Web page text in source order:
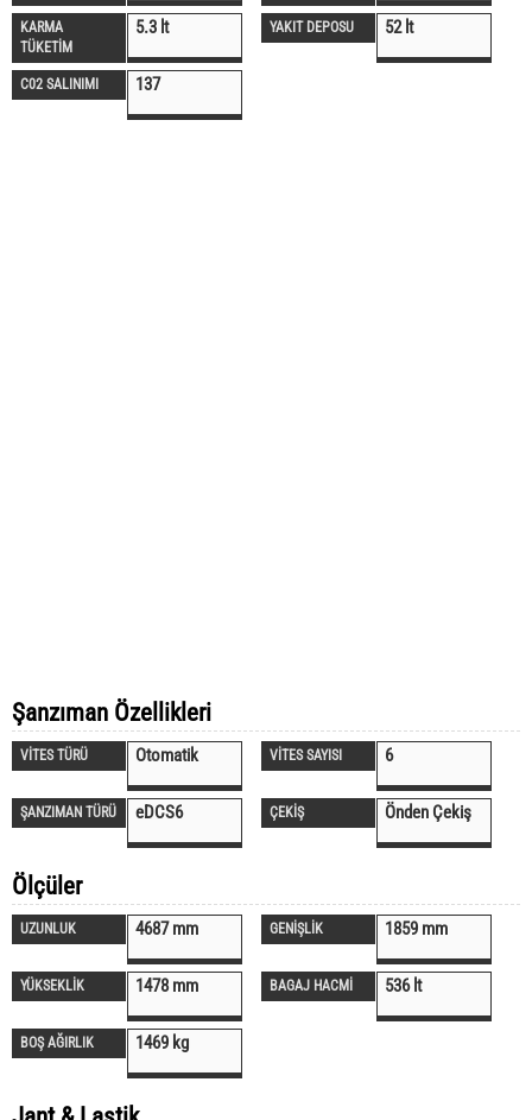
KARMA
TÜKETİM
5.3 lt YAKIT DEPOSU 52 lt
C02 SALINIMI 137
Şanzıman Özellikleri
VİTES TÜRÜ Otomatik VİTES SAYISI 6
ŞANZIMAN TÜRÜ eDCS6 ÇEKİŞ Önden Çekiş
Ölçüler
UZUNLUK 4687 mm GENİŞLİK 1859 mm
YÜKSEKLİK 1478 mm BAGAJ HACMİ 536 lt
BOŞ AĞIRLIK 1469 kg